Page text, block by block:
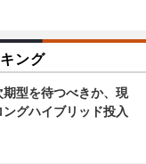
ング
型を待つべきか、現
グハイブリッド投入